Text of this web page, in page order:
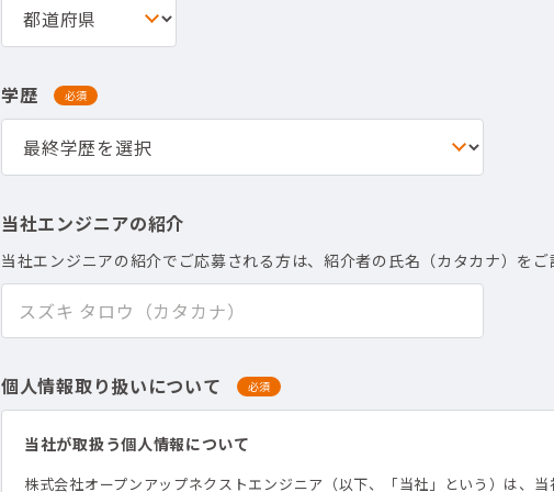
学歴 必須
当社エンジニアの紹介
当社エンジニアの紹介でご応募される方は、紹介者の氏名（カタカナ）をご
個人情報取り扱いについて 必須
当社が取扱う個人情報について
株式会社オープンアップネクストエンジニア（以下、「当社」という）は、